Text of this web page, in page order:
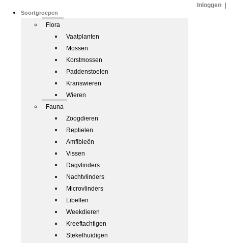
Soortgroepen
Flora
Vaatplanten
Mossen
Korstmossen
Paddenstoelen
Kranswieren
Wieren
Fauna
Zoogdieren
Reptielen
Amfibieën
Vissen
Dagvlinders
Nachtvlinders
Microvlinders
Libellen
Weekdieren
Kreeftachtigen
Stekelhuidigen
Inloggen